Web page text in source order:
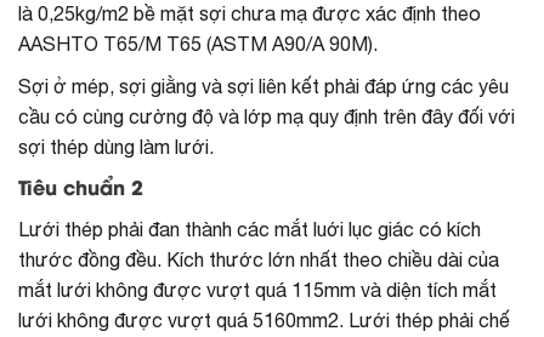
là 0,25kg/m2 bề mặt sợi chưa mạ được xác định theo
AASHTO T65/M T65 (ASTM A90/A 90M).
Sợi ở mép, sợi giằng và sợi liên kết phải đáp ứng các yêu
cầu có cùng cường độ và lớp mạ quy định trên đây đối với
sợi thép dùng làm lưới.
Tiêu chuẩn 2
Lưới thép phải đan thành các mắt luới lục giác có kích
thước đồng đều. Kích thước lớn nhất theo chiều dài của
mắt lưới không được vượt quá 115mm và diện tích mắt
lưới không được vượt quá 5160mm2. Lưới thép phải chế